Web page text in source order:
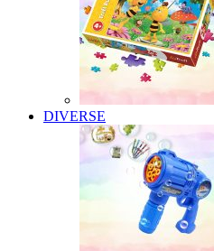
DIVERSE